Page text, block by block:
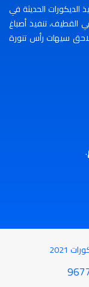
الديكورات الحديثة في
القطيف، تنفيذ أصباغ
سيهات رأس تنورة
.